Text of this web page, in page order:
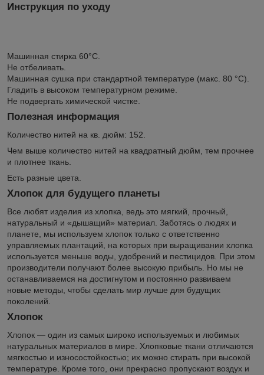
Инструкция по уходу
Машинная стирка 60°С.
Не отбеливать.
Машинная сушка при стандартной температуре (макс. 80 °C).
Гладить в высоком температурном режиме.
Не подвергать химической чистке.
Полезная информация
Количество нитей на кв. дюйм: 152.
Чем выше количество нитей на квадратный дюйм, тем прочнее
и плотнее ткань.
Есть разные цвета.
Хлопок для будущего планеты
Все любят изделия из хлопка, ведь это мягкий, прочный,
натуральный и «дышащий» материал. Заботясь о людях и
планете, мы используем хлопок только с ответственно
управляемых плантаций, на которых при выращивании хлопка
используется меньше воды, удобрений и пестицидов. При этом
производители получают более высокую прибыль. Но мы не
останавливаемся на достигнутом и постоянно развиваем
новые методы, чтобы сделать мир лучше для будущих
поколений.
Хлопок
Хлопок — один из самых широко используемых и любимых
натуральных материалов в мире. Хлопковые ткани отличаются
мягкостью и износостойкостью; их можно стирать при высокой
температуре. Кроме того, они прекрасно пропускают воздух и